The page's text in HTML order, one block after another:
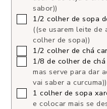
sabor))
1/2 colher de sopa
((se usarem leite de
colher de sopa))
1/2 colher de chá
1/8 de colher de chá
mas serve para dar
vai saber a curcuma))
1 colher de sopa
e colocar mais se